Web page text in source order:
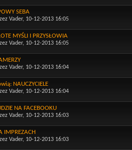
SEBA
Vader, 10-12-2013 16:05
MYŚLI I PRZYSŁOWIA
Vader, 10-12-2013 16:05
Vader, 10-12-2013 16:04
NAUCZYCIELE
Vader, 10-12-2013 16:04
NA FACEBOOKU
Vader, 10-12-2013 16:03
IMPREZACH
Vader, 10-12-2013 16:03